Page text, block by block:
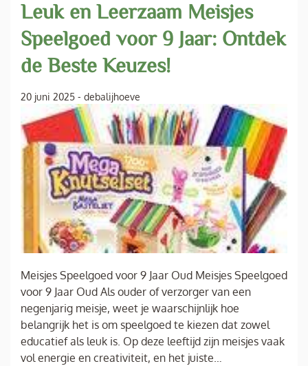
Leuk en Leerzaam Meisjes
Speelgoed voor 9 Jaar: Ontdek
de Beste Keuzes!
20 juni 2025 - debalijhoeve
Meisjes Speelgoed voor 9 Jaar Oud Meisjes Speelgoed
voor 9 Jaar Oud Als ouder of verzorger van een
negenjarig meisje, weet je waarschijnlijk hoe
belangrijk het is om speelgoed te kiezen dat zowel
educatief als leuk is. Op deze leeftijd zijn meisjes vaak
vol energie en creativiteit, en het juiste…